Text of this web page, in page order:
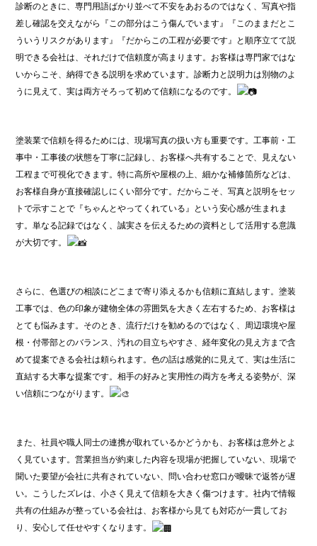
診断のときに、専門用語ばかり並べて不安をあおるのではなく、写真や指
差し確認を交えながら『この部分はこう傷んでいます』『このままだとこ
ういうリスクがあります』『だからこの工程が必要です』と順序立てて説
明できる会社は、それだけで信頼度が高まります。お客様は専門家ではな
いからこそ、納得できる説明を求めています。診断力と説明力は別物のよ
うに見えて、実は両方そろって初めて信頼になるのです。
塗装業で信頼を得るためには、現場写真の扱い方も重要です。工事前・工
事中・工事後の状態を丁寧に記録し、お客様へ共有することで、見えない
工程まで可視化できます。特に高所や屋根の上、細かな補修箇所などは、
お客様自身が直接確認しにくい部分です。だからこそ、写真と説明をセッ
トで示すことで『ちゃんとやってくれている』という安心感が生まれま
す。単なる記録ではなく、誠実さを伝えるための資料として活用する意識
が大切です。
さらに、色選びの相談にどこまで寄り添えるかも信頼に直結します。塗装
工事では、色の印象が建物全体の雰囲気を大きく左右するため、お客様は
とても悩みます。そのとき、流行だけを勧めるのではなく、周辺環境や屋
根・付帯部とのバランス、汚れの目立ちやすさ、経年変化の見え方まで含
めて提案できる会社は頼られます。色の話は感覚的に見えて、実は生活に
直結する大事な提案です。相手の好みと実用性の両方を考える姿勢が、深
い信頼につながります。
また、社員や職人同士の連携が取れているかどうかも、お客様は意外とよ
く見ています。営業担当が約束した内容を現場が把握していない、現場で
聞いた要望が会社に共有されていない、問い合わせ窓口が曖昧で返答が遅
い。こうしたズレは、小さく見えて信頼を大きく傷つけます。社内で情報
共有の仕組みが整っている会社は、お客様から見ても対応が一貫してお
り、安心して任せやすくなります。